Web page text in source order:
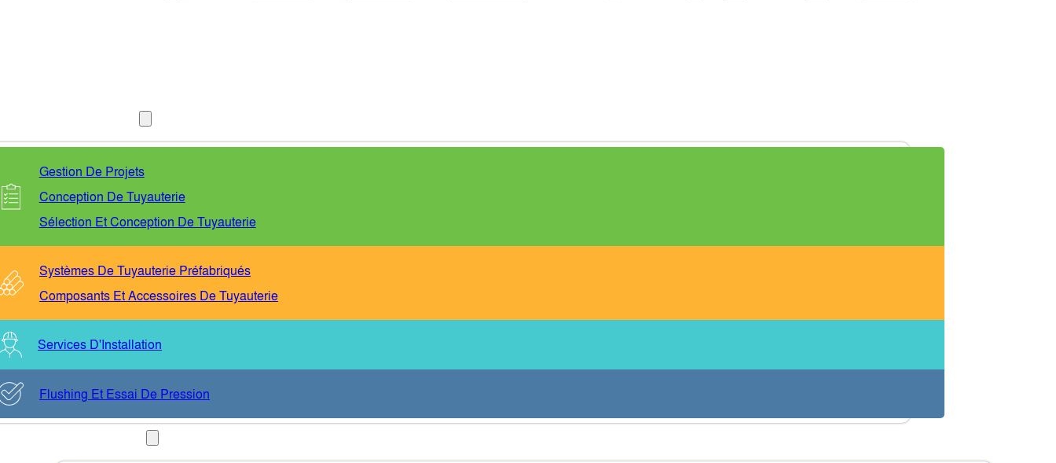
Gestion De Projets
Conception De Tuyauterie
Sélection Et Conception De Tuyauterie
Systèmes De Tuyauterie Préfabriqués
Composants Et Accessoires De Tuyauterie
Services D'Installation
Flushing Et Essai De Pression